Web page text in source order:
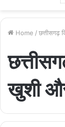
Home / छत्तीसगढ़
खुशी